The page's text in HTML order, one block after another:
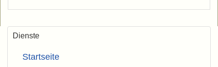
Dienste
Startseite